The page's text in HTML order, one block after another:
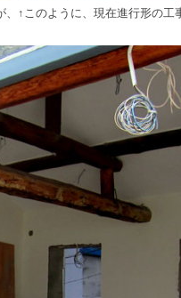
↑このように、現在進行形の工